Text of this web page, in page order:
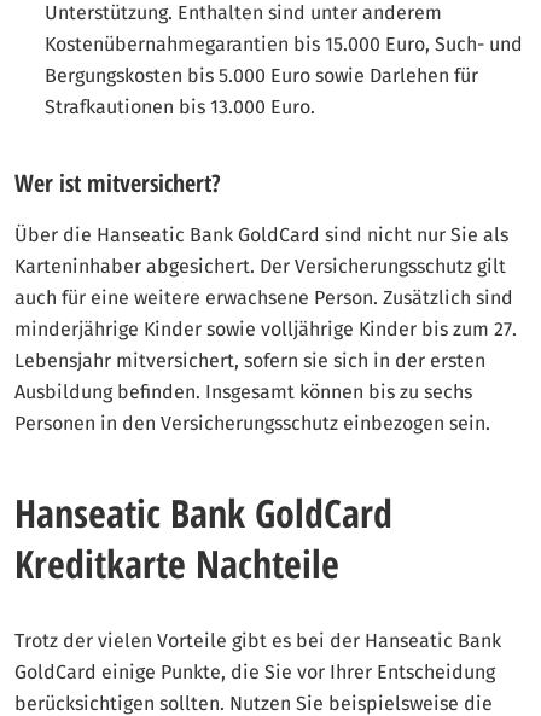
Unterstützung. Enthalten sind unter anderem
Kostenübernahmegarantien bis 15.000 Euro, Such- und
Bergungskosten bis 5.000 Euro sowie Darlehen für
Strafkautionen bis 13.000 Euro.
Wer ist mitversichert?
Über die Hanseatic Bank GoldCard sind nicht nur Sie als
Karteninhaber abgesichert. Der Versicherungsschutz gilt
auch für eine weitere erwachsene Person. Zusätzlich sind
minderjährige Kinder sowie volljährige Kinder bis zum 27.
Lebensjahr mitversichert, sofern sie sich in der ersten
Ausbildung befinden. Insgesamt können bis zu sechs
Personen in den Versicherungsschutz einbezogen sein.
Hanseatic Bank GoldCard
Kreditkarte Nachteile
Trotz der vielen Vorteile gibt es bei der Hanseatic Bank
GoldCard einige Punkte, die Sie vor Ihrer Entscheidung
berücksichtigen sollten. Nutzen Sie beispielsweise die